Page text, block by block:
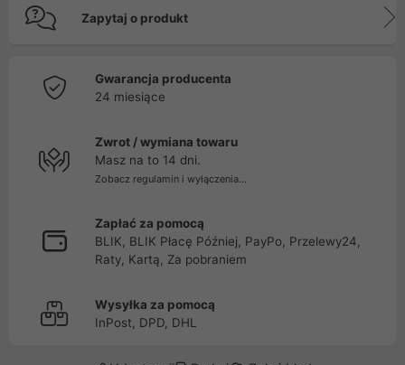
Zapytaj o produkt
Gwarancja producenta
24 miesiące
Zwrot / wymiana towaru
Masz na to 14 dni.
Zobacz regulamin i wyłączenia...
Zapłać za pomocą
BLIK, BLIK Płacę Później, PayPo, Przelewy24,
Raty, Kartą, Za pobraniem
Wysyłka za pomocą
InPost, DPD, DHL